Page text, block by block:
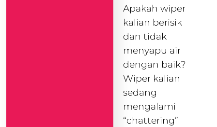
Apakah wiper
kalian berisik
dan tidak
menyapu air
dengan baik?
Wiper kalian
sedang
mengalami
“chattering”